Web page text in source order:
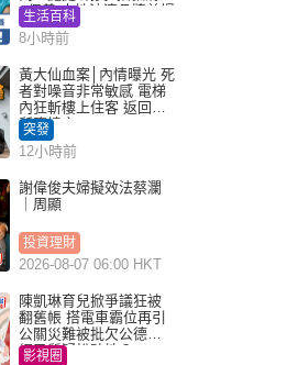
+保養 本地油漆品牌曾提
醒勿用1物防變色
生活百科
8小時前
黃大仙血案│內情曝光 死
者對噪音非常敏感 電梯
內狂斬樓上住客 返回住
所墮樓亡
突發
12小時前
謝偉俊夫婦擬效法蔡瀾
｜周顯
投資理財
2026-08-07 06:00 HKT
陳凱琳育兒掀爭議狂被
翻舊帳 搭電車霸位再引
公關災難被批欠公德心
網民質疑扮貼地？
影視圈